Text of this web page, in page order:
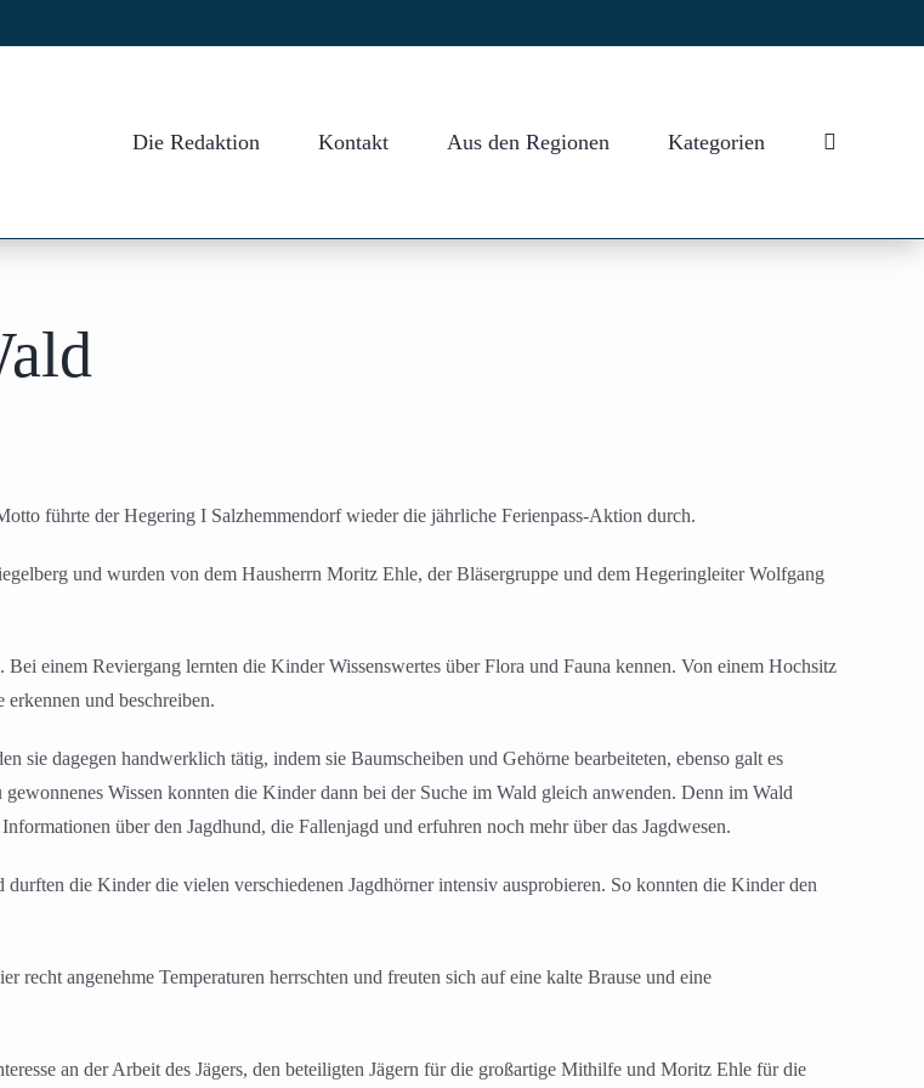
Die Redaktion Kontakt Aus den Regionen Kategorien
führte der Hegering I Salzhemmendorf wieder die jährliche Ferienpass-Aktion durch.
und wurden von dem Hausherrn Moritz Ehle, der Bläsergruppe und dem Hegeringleiter Wolfgang
einem Reviergang lernten die Kinder Wissenswertes über Flora und Fauna kennen. Von einem Hochsitz
und beschreiben.
sie dagegen handwerklich tätig, indem sie Baumscheiben und Gehörne bearbeiteten, ebenso galt es
Wissen konnten die Kinder dann bei der Suche im Wald gleich anwenden. Denn im Wald
über den Jagdhund, die Fallenjagd und erfuhren noch mehr über das Jagdwesen.
die Kinder die vielen verschiedenen Jagdhörner intensiv ausprobieren. So konnten die Kinder den
angenehme Temperaturen herrschten und freuten sich auf eine kalte Brause und eine
an der Arbeit des Jägers, den beteiligten Jägern für die großartige Mithilfe und Moritz Ehle für die